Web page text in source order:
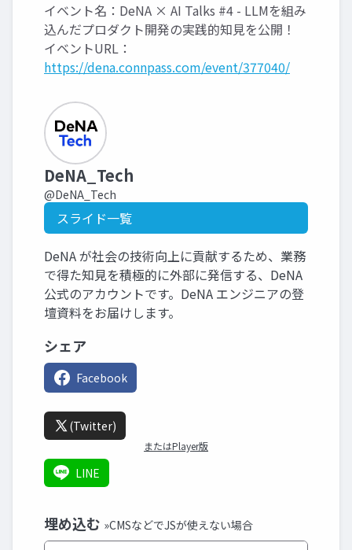
イベント名：DeNA × AI Talks #4 - LLMを組み
込んだプロダクト開発の実践的知見を公開！
イベントURL：
https://dena.connpass.com/event/377040/
DeNA_Tech
@DeNA_Tech
スライド一覧
DeNA が社会の技術向上に貢献するため、業務
で得た知見を積極的に外部に発信する、DeNA
公式のアカウントです。DeNA エンジニアの登
壇資料をお届けします。
シェア
Facebook
(Twitter)
またはPlayer版
LINE
埋め込む »CMSなどでJSが使えない場合